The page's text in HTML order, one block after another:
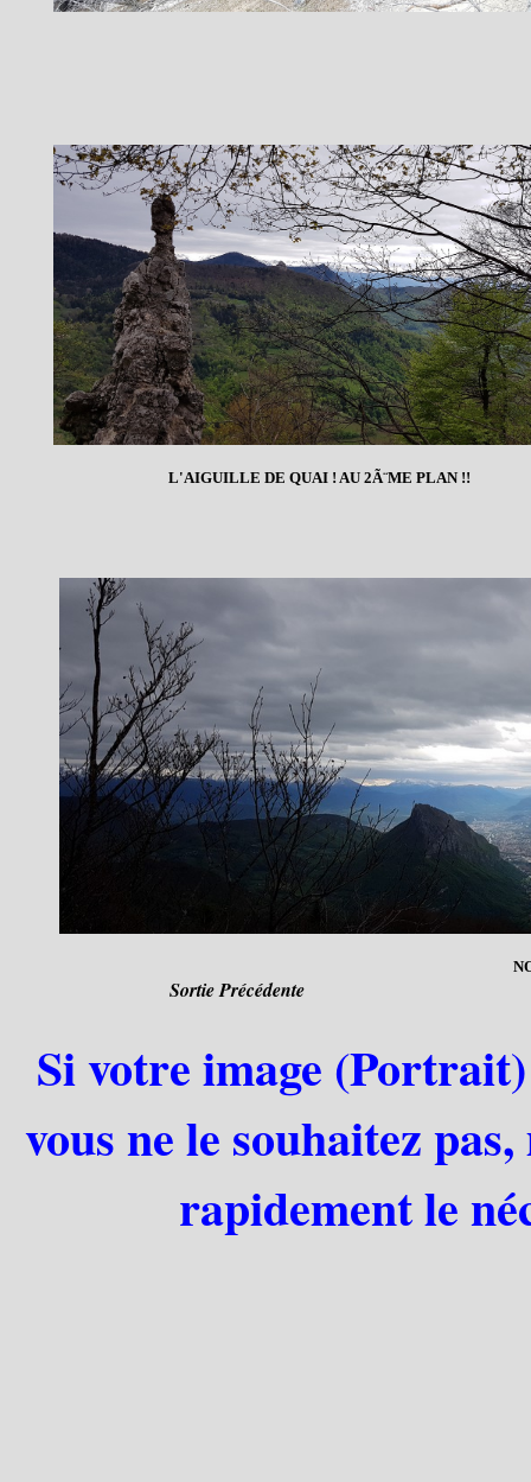
L'AIGUILLE DE QUAI ! AU 2Ã¨ME PLAN !!
Sortie Précédente
Si votre image
vous ne le souhaitez
rapidement le